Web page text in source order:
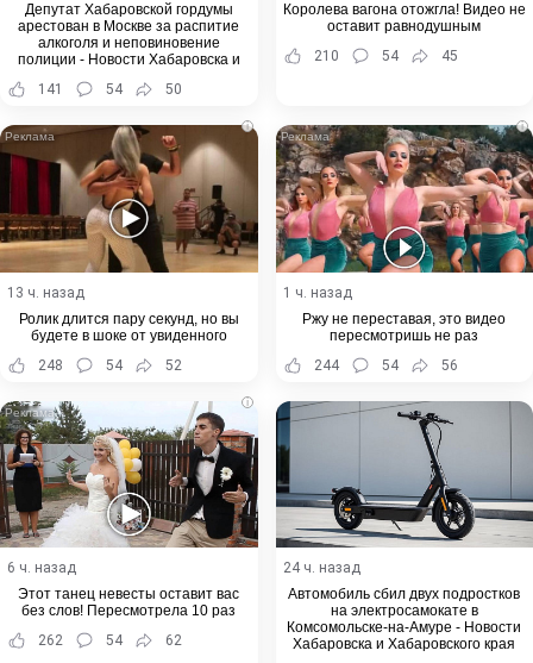
Депутат Хабаровской гордумы
арестован в Москве за распитие
алкоголя и неповиновение
полиции - Новости Хабаровска и
141 54 50
Королева вагона отожгла! Видео не
оставит равнодушным
210
54 45
i
13 ч. назад
Ролик длится пару секунд, но вы
будете в шоке от увиденного
248
54 52
i
1 ч. назад
Ржу не переставая, это видео
пересмотришь не раз
244
54 56
i
6 ч. назад
Этот танец невесты оставит вас
без слов! Пересмотрела 10 раз
262
54 62
24 ч. назад
Автомобиль сбил двух подростков
на электросамокате в
Комсомольске-на-Амуре - Новости
Хабаровска и Хабаровского края